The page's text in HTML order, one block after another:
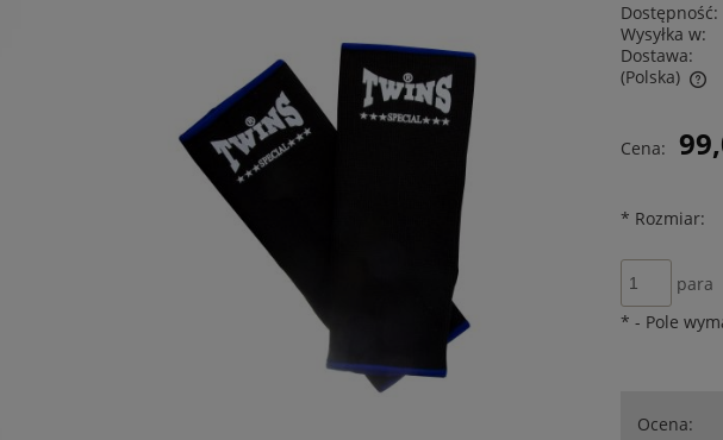
Dostępność:
Wysyłka w:
Dostawa:
(Polska)
Cena nie zawiera ewentualnych kosztów
Cena:
* Rozmiar:
para
* - Pole
Ocena: